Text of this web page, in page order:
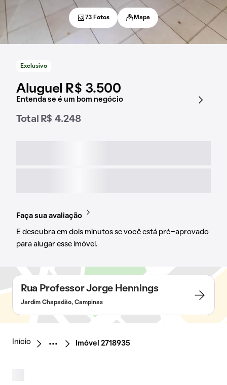
Exclusivo
Aluguel R$ 3.500
Entenda se é um bom negócio
Total R$ 4.248
Faça sua avaliação
E descubra em dois minutos se você está pré-aprovado
para alugar esse imóvel.
73 Fotos Mapa
Rua Professor Jorge Hennings
Jardim Chapadão, Campinas
Início Imóvel 2718935